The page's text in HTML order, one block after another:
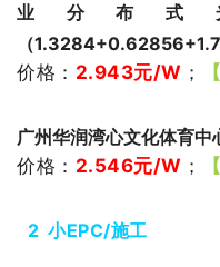
业分布式
（
价格： 2.943元/W ；
广州华润湾心文化体育
价格： 2.546元/W ；
2 小EPC/施工